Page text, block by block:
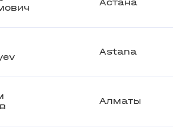
Астана
Astana
Алматы